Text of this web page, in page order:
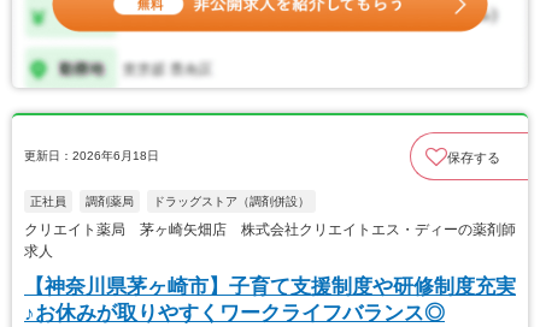
更新日：2026年6月18日 保存する
正社員 調剤薬局 ドラッグストア（調剤併設）
クリエイト薬局 茅ヶ崎矢畑店 株式会社クリエイトエス・ディーの薬剤師
求人
【神奈川県茅ヶ崎市】子育て支援制度や研修制度充実
♪お休みが取りやすくワークライフバランス◎